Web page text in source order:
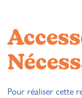
Pour réaliser cette